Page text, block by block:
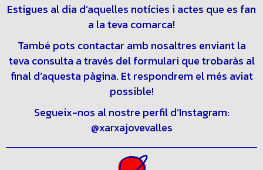
Estigues al dia d’aquelles notícies i actes que es fan
a la teva comarca!
També pots contactar amb nosaltres enviant la
teva consulta a través del formulari que trobaràs al
final d’aquesta pàgina. Et respondrem el més aviat
possible!
Segueix-nos al nostre perfil d’Instagram:
@xarxajovevalles